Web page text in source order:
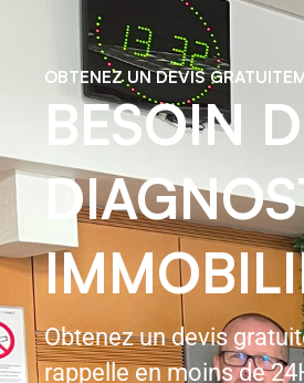
OBTENEZ UN DEVIS
BESOIN
Obtenez un devis
rappelle en moins de